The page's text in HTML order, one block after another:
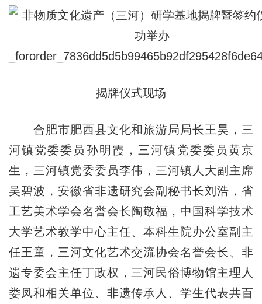
揭牌仪式现场
合肥市肥西县文化和旅游局局长王昊，三
河镇党委委员孙明霞，三河镇党委委员黄京
生，三河镇党委委员李伟，三河镇人大副主席
吴碧波，安徽省非遗研究会副秘书长刘浩，省
工艺美术学会名誉会长陶敬福，中国科学技术
大学艺术教学中心主任、本科生院办公室副主
任王童，三河文化艺术交流协会名誉会长、非
遗专委会主任丁政权，三河民俗博物馆主理人
娄凤和相关单位、非遗传承人、学生代表共百